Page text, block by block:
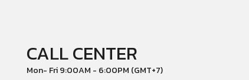
CALL CENTER
Mon- Fri 9:00AM - 6:00PM (GMT+7)